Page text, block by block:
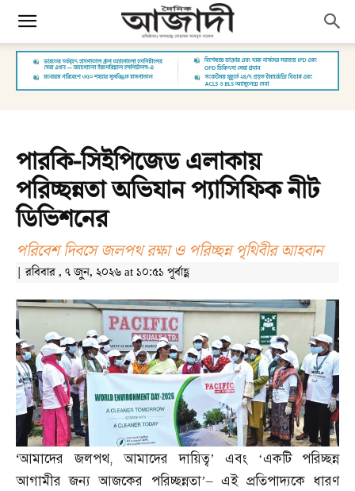
পারকি-সিইপিজেড এলাকায়
পরিচ্ছন্নতা অভিযান প্যাসিফিক নীট
ডিভিশনের
পরিবেশ দিবসে জলপথ রক্ষা ও পরিচ্ছন্ন পৃথিবীর আহবান
| রবিবার , ৭ জুন, ২০২৬ at ১০:৫১ পূর্বাহ্ণ
‘আমাদের জলপথ,আমাদের দায়িত্ব’ এবং ‘একটি পরিচ্ছন্ন
আগামীর জন্য আজকের পরিচ্ছন্নতা’– এই প্রতিপাদ্যকে ধারণ